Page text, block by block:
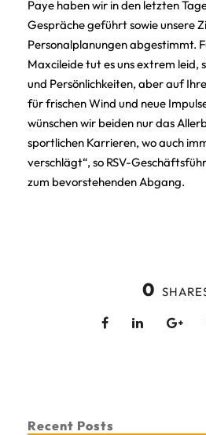
Paye haben wir in den letzten
Gespräche geführt sowie unsere
Personalplanungen abgestimmt.
Maxcileide tut es uns extrem leid,
und Persönlichkeiten, aber auf
für frischen Wind und neue
wünschen wir beiden nur das
sportlichen Karrieren, wo auch
verschlägt“, so RSV-
zum bevorstehenden Abgang.
0
Recent Posts